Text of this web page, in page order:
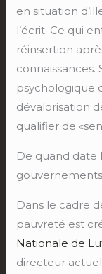
en situation
l’écrit. Ce qui
réinsertion
psychologique
dévalorisation
qualifier de
De quand date
Dans le cadre
pauvreté est
Nationale de
directeur